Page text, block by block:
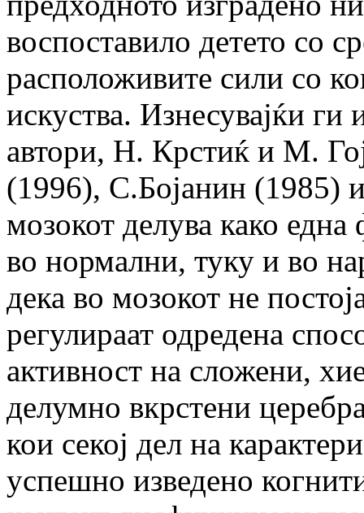
воспоставило детето со
расположивите сили со
искуства. Изнесувајќи ги
автори, Н. Крстиќ и М.
(1996), С.Бојанин (1985)
мозокот делува како
во нормални, туку и во
дека во мозокот не
регулираат одредена
активност на сложени,
делумно вкрстени
кои секој дел на
успешно изведено